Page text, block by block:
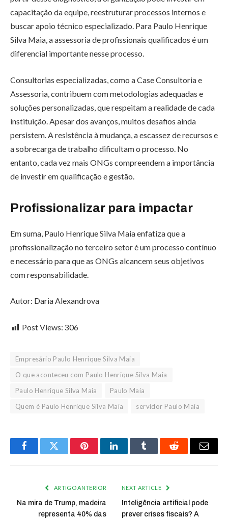
capacitação da equipe, reestruturar processos internos e
buscar apoio técnico especializado. Para Paulo Henrique
Silva Maia, a assessoria de profissionais qualificados é um
diferencial importante nesse processo.
Consultorias especializadas, como a Case Consultoria e
Assessoria, contribuem com metodologias adequadas e
soluções personalizadas, que respeitam a realidade de cada
instituição. Apesar dos avanços, muitos desafios ainda
persistem. A resistência à mudança, a escassez de recursos e
a sobrecarga de trabalho dificultam o processo. No
entanto, cada vez mais ONGs compreendem a importância
de investir em qualificação e gestão.
Profissionalizar para impactar
Em suma, Paulo Henrique Silva Maia enfatiza que a
profissionalização no terceiro setor é um processo contínuo
e necessário para que as ONGs alcancem seus objetivos
com responsabilidade.
Autor: Daria Alexandrova
Post Views: 306
Empresário Paulo Henrique Silva Maia
O que aconteceu com Paulo Henrique Silva Maia
Paulo Henrique Silva Maia
Paulo Maia
Quem é Paulo Henrique Silva Maia
servidor Paulo Maia
FacebookTwitter PinterestLinkedInTumblr Reddit Email
ARTIGO ANTERIOR
Na mira de Trump, madeira
representa 40% das
NEXT ARTICLE
Inteligência artificial pode
prever crises fiscais? A